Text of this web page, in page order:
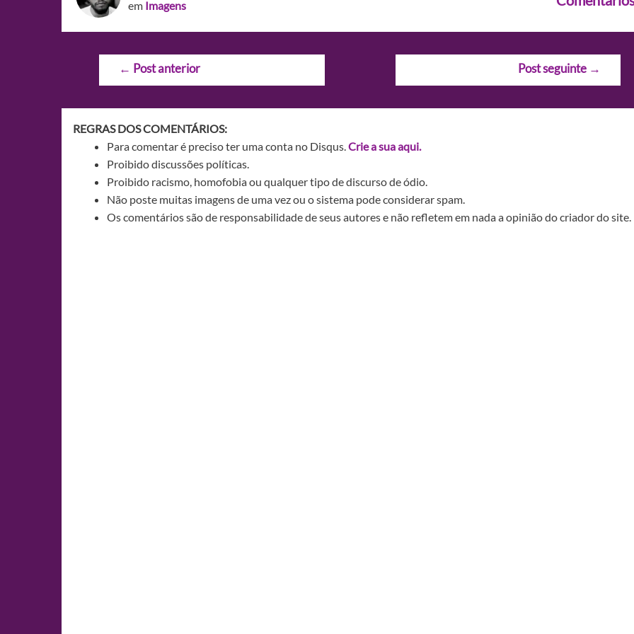
em Imagens
Navegação
← Post anterior Post seguinte →
REGRAS DOS COMENTÁRIOS:
Para comentar é preciso ter uma conta no Disqus.Crie a sua aqui.
Proibido discussões políticas.
Proibido racismo, homofobia ou qualquer tipo de discurso de ódio.
Não poste muitas imagens de uma vez ou o sistema pode considerar spam.
Os comentários são de responsabilidade de seus autores e não refletem em nada a opinião do criador do site.